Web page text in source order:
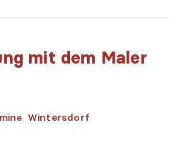
mit dem Maler
, Wintersdorf